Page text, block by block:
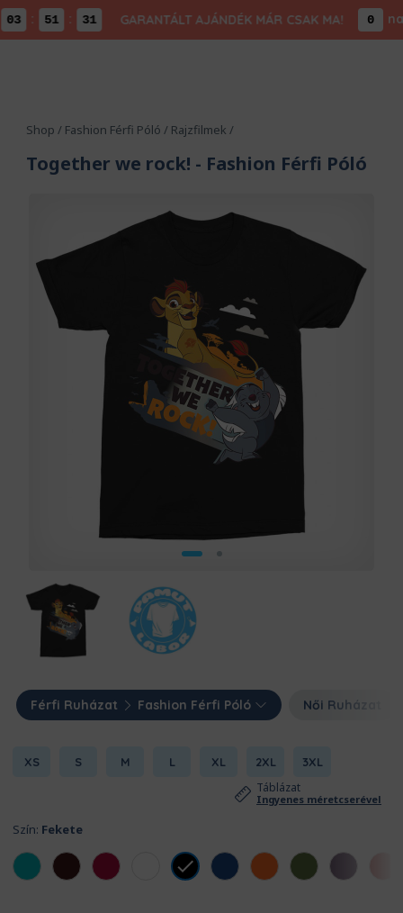
: 51 : 30 GARANTÁLT AJÁNDÉK MÁR CSAK MA! nap
Shop / Fashion Férfi Póló / Rajzfilmek /
Together we rock! - Fashion Férfi Póló
Férfi Ruházat Fashion Férfi Póló Női Ruházat
XS S M L XL 2XL 3XL
Táblázat
Ingyenes méretcserével
Szín: Fekete